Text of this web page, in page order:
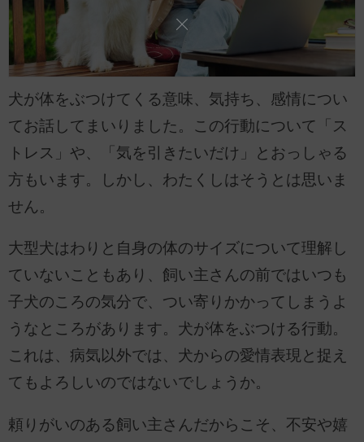
犬が体をぶつけてくる意味、気持ち、感情につい
てお話してまいりました。この行動について「ス
トレス」や、「気を引きたいだけ」とおっしゃる
方もいます。しかし、わたくしはそうとは思いま
せん。
大型犬はわりと自身の体のサイズについて理解し
ていないこともあり、飼い主さんの前ではいつも
子犬のころの気分で、つい寄りかかってしまうよ
うなところがあります。犬が体をぶつける行動。
これは、病気以外では、犬からの愛情表現と捉え
てもよろしいのではないでしょうか。
頼りがいのある飼い主さんだからこそ、不安や嬉